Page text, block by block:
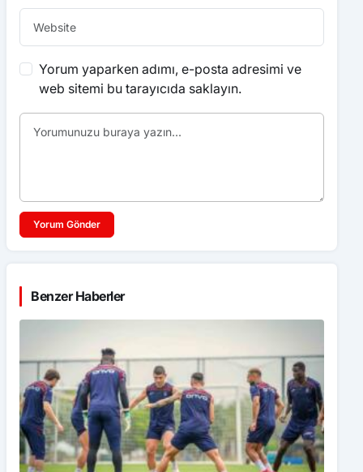
Yorum yaparken adımı, e-posta adresimi ve
web sitemi bu tarayıcıda saklayın.
Yorum Gönder
Benzer Haberler